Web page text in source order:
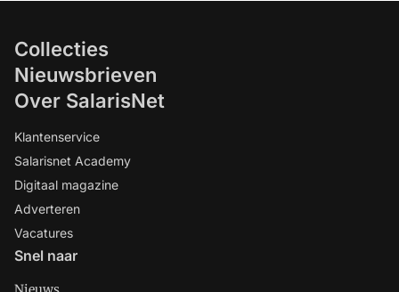
Collecties
Nieuwsbrieven
Over SalarisNet
Klantenservice
Salarisnet Academy
Digitaal magazine
Adverteren
Vacatures
Snel naar